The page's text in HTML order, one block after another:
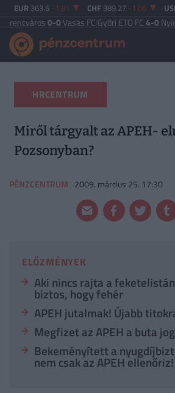
EUR 363.6 -1.81 CHF 389.27 -1.06
0-0Vasas FC|Győri ETO FC4-0 Nyíregyháza|
HRCENTRUM
Miről tárgyalt az APEH-
Pozsonyban?
PÉNZCENTRUM 2009. március 25. 17:30
ELŐZMÉNYEK
Aki nincs rajta a
biztos, hogy fehér
APEH jutalmak! Újabb
Megfizet az APEH a buta
Bekeményített a
nem csak az APEH ellenőriz!